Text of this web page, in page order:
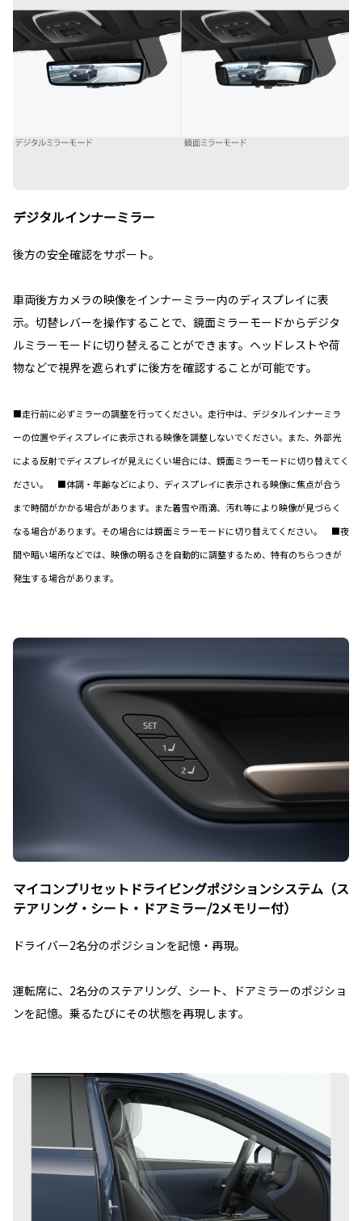
デジタルインナーミラー
後方の安全確認をサポート。
車両後方カメラの映像をインナーミラー内のディスプレイに表
示。切替レバーを操作することで、鏡面ミラーモードからデジタ
ルミラーモードに切り替えることができます。ヘッドレストや荷
物などで視界を遮られずに後方を確認することが可能です。
■走行前に必ずミラーの調整を行ってください。走行中は、デジタルインナーミラ
ーの位置やディスプレイに表示される映像を調整しないでください。また、外部光
による反射でディスプレイが見えにくい場合には、鏡面ミラーモードに切り替えてく
ださい。 ■体調・年齢などにより、ディスプレイに表示される映像に焦点が合う
まで時間がかかる場合があります。また着雪や雨滴、汚れ等により映像が見づらく
なる場合があります。その場合には鏡面ミラーモードに切り替えてください。 ■夜
間や暗い場所などでは、映像の明るさを自動的に調整するため、特有のちらつきが
発生する場合があります。
マイコンプリセットドライビングポジションシステム（ス
テアリング・シート・ドアミラー/2メモリー付）
ドライバー2名分のポジションを記憶・再現。
運転席に、2名分のステアリング、シート、ドアミラーのポジショ
ンを記憶。乗るたびにその状態を再現します。